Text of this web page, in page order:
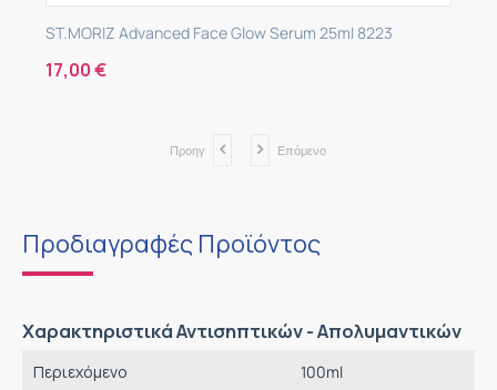
ST.MORIZ Advanced Face Glow Serum 25ml 8223
17,00€
Προηγ Επόμενο
Προδιαγραφές Προϊόντος
Χαρακτηριστικά Αντισηπτικών - Απολυμαντικών
Περιεχόμενο 100ml